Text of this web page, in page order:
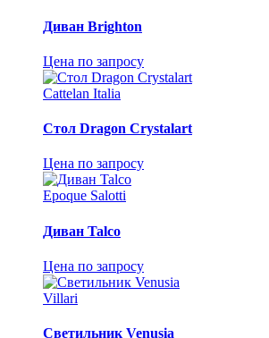
Диван Brighton
Цена по запросу
Cattelan Italia
Стол Dragon Crystalart
Цена по запросу
Epoque Salotti
Диван Talco
Цена по запросу
Villari
Светильник Venusia